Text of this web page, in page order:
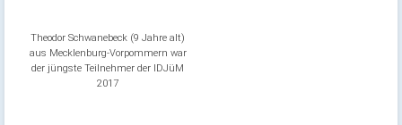
Theodor Schwanebeck (9 Jahre alt)
aus Mecklenburg-Vorpommern war
der jüngste Teilnehmer der IDJüM
2017